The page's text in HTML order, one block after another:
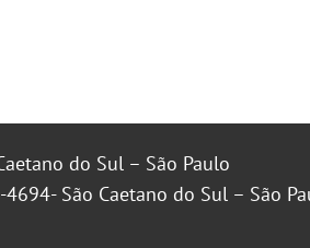
do Sul – São Paulo
São Caetano do Sul – São